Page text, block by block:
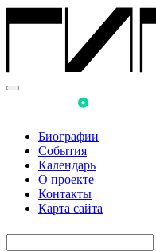
Биографии
События
Календарь
О проекте
Контакты
Карта сайта